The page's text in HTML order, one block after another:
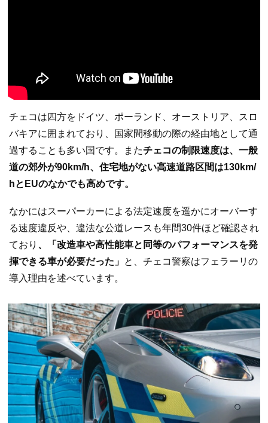
チェコは四方をドイツ、ポーランド、オーストリア、スロ
バキアに囲まれており、国家間移動の際の経由地として通
過することも多い国です。またチェコの制限速度は、一般
道の郊外が90km/h、住宅地がない高速道路区間は130km/
hとEUのなかでも高めです。
なかにはスーパーカーによる法定速度を遥かにオーバーす
る速度違反や、違法な公道レースも年間30件ほど確認され
ており 、「改造車や高性能車と同等のパフォーマンスを発
揮できる車が必要だった」 と、チェコ警察はフェラーリの
導入理由を述べています。